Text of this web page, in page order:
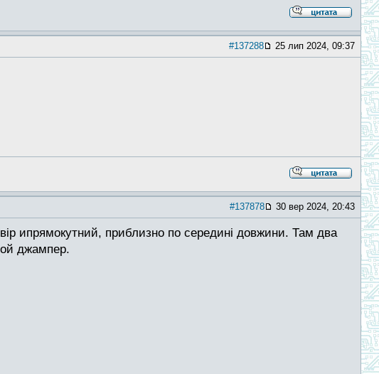
#137288 25 лип 2024, 09:37
#137878 30 вер 2024, 20:43
ипрямокутний, приблизно по середині довжини. Там два
джампер.